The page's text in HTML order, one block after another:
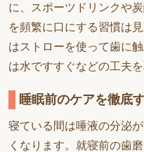
に、スポーツドリンクや
を頻繁に口にする習慣は
はストローを使って歯に
は水ですすぐなどの工夫
睡眠前のケアを徹底
寝ている間は唾液の分泌
くなります。就寝前の歯